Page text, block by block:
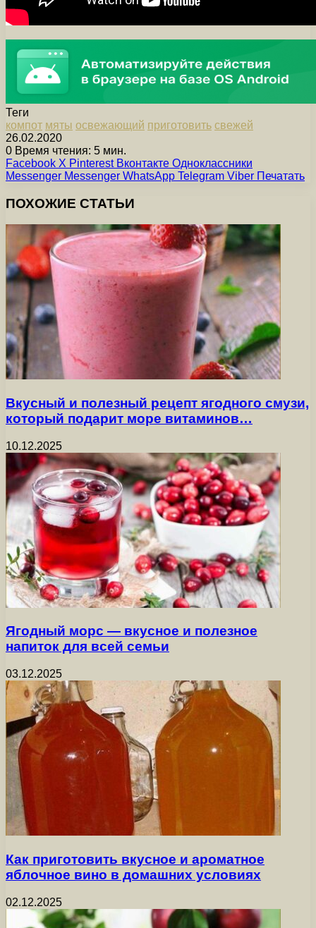
Теги
компот мяты освежающий приготовить свежей
26.02.2020
0 Время чтения: 5 мин.
Facebook X Pinterest Вконтакте Одноклассники
Messenger Messenger WhatsApp Telegram Viber Печатать
ПОХОЖИЕ СТАТЬИ
Вкусный и полезный рецепт ягодного смузи,
который подарит море витаминов…
10.12.2025
Ягодный морс — вкусное и полезное
напиток для всей семьи
03.12.2025
Как приготовить вкусное и ароматное
яблочное вино в домашних условиях
02.12.2025